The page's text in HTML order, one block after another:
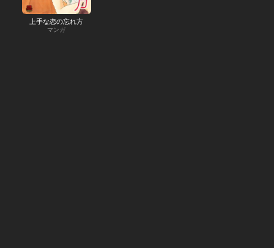
上手な恋の忘れ方
マンガ